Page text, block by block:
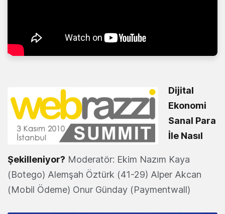
Dijital
Ekonomi
Sanal Para
İle Nasıl
Şekilleniyor? Moderatör: Ekim Nazım Kaya
(Botego) Alemşah Öztürk (41-29) Alper Akcan
(Mobil Ödeme) Onur Günday (Paymentwall)